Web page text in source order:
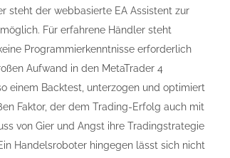
steht der webbasierte EA Assistent zur
Für erfahrene Händler steht
Programmierkenntnisse erforderlich
Aufwand in den MetaTrader 4
einem Backtest, unterzogen und optimiert
Faktor, der dem Trading-Erfolg auch mit
von Gier und Angst ihre Tradingstrategie
Handelsroboter hingegen lässt sich nicht